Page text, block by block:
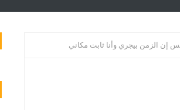
إن الزمن بيجري وأنا ثابت مكاني